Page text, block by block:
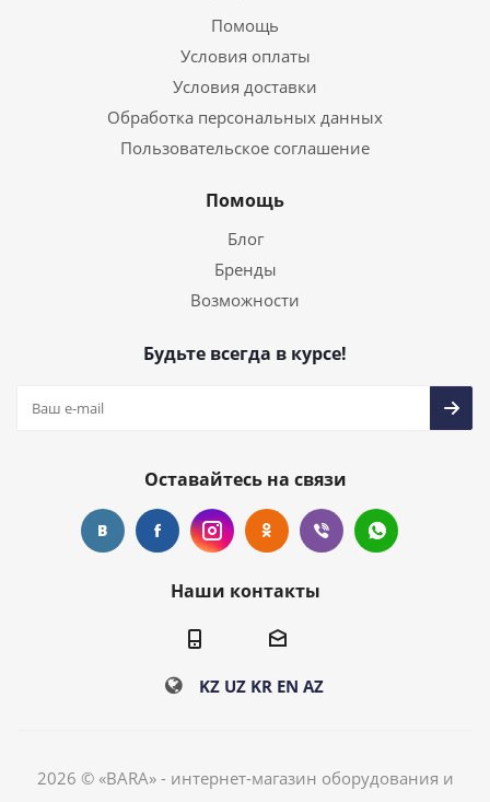
Помощь
Условия оплаты
Условия доставки
Обработка персональных данных
Пользовательское соглашение
Помощь
Блог
Бренды
Возможности
Будьте всегда в курсе!
Оставайтесь на связи
Наши контакты
KZ UZ KR EN AZ
2026 © «BARA» - интернет-магазин оборудования и